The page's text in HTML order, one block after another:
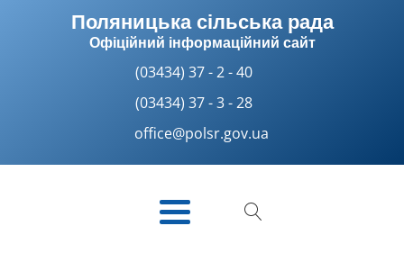
Поляницька сільська рада
Офіційний інформаційний сайт
(03434) 37 - 2 - 40
(03434) 37 - 3 - 28
office@polsr.gov.ua